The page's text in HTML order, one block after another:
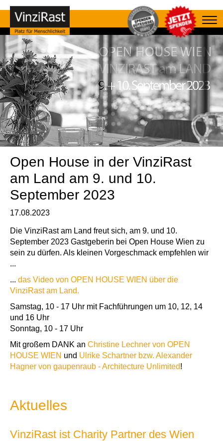
Open House in der VinziRast
am Land am 9. und 10.
September 2023
17.08.2023
Die VinziRast am Land freut sich, am 9. und 10.
September 2023 Gastgeberin bei Open House Wien zu
sein zu dürfen. Als kleinen Vorgeschmack empfehlen wir
...
... das Video von OPEN HOUSE WIEN über die
VinziRast am Land.
Samstag, 10 - 17 Uhr mit Fachführungen um 10, 12, 14
und 16 Uhr
Sonntag, 10 - 17 Uhr
Mit großem DANK an Christine Lechner von OPEN
HOUSE WIEN und Ulrike Schartner bzw. Alexander
Hagner von gaupenraub - Architecture Unlimited!
Aktuelles
VinziRast ist Charity Partner des Wien